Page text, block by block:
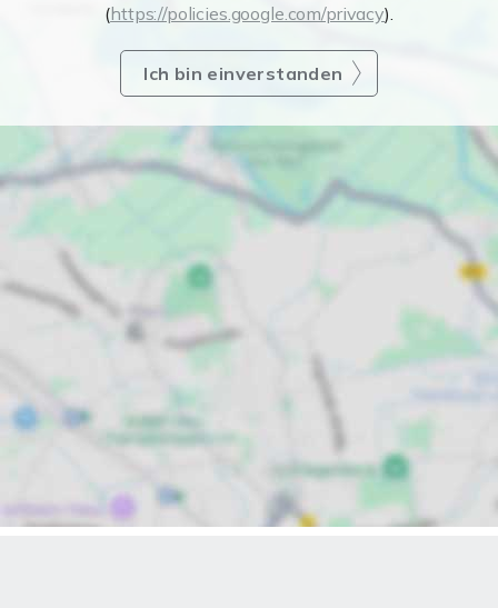
(https://policies.google.com/privacy).
Ich bin einverstanden